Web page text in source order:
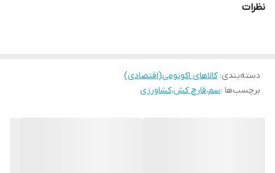
می‌پذیرد. تریدیمورف اولین
نظرات
دسته‌بندی:کالاهای اکونومی(اقتصادی)
برچسب‌ها :سم،قارچ کش،کشاورزی